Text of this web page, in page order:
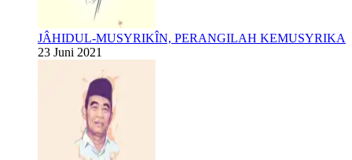
JÂHIDUL-MUSYRIKÎN, PERANGILAH KEMUSYRIKA
23 Juni 2021